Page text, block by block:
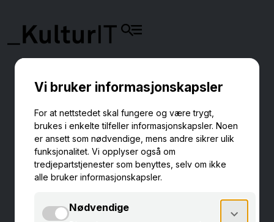
FELLES TERMINOLOGI MED
KulturNav